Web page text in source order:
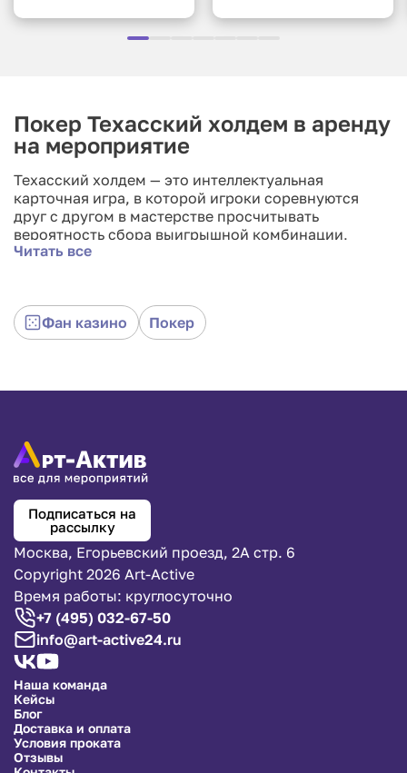
Покер Техасский холдем в аренду
на мероприятие
Техасский холдем — это интеллектуальная
карточная игра, в которой игроки соревнуются
друг с другом в мастерстве просчитывать
вероятность сбора выигрышной комбинации,
оценивая тактику и стратегию игры противника.В
высокое место.
Взять в аренду стол для спортивного покера можно
Проверьте вашу память и интеллект, а заодно
Читать все
Фан казино Покер
Подписаться на
рассылку
Москва, Егорьевский проезд, 2А стр. 6
Copyright 2026 Art-Active
Время работы: круглосуточно
+7 (495) 032-67-50
info@art-active24.ru
Наша команда
Кейсы
Блог
Доставка и оплата
Условия проката
Отзывы